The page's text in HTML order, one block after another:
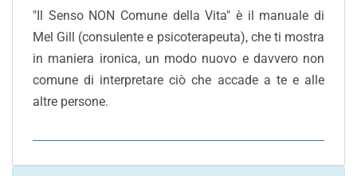
"Il Senso NON Comune della Vita" è il manuale di
Mel Gill (consulente e psicoterapeuta), che ti mostra
in maniera ironica, un modo nuovo e davvero non
comune di interpretare ciò che accade a te e alle
altre persone.